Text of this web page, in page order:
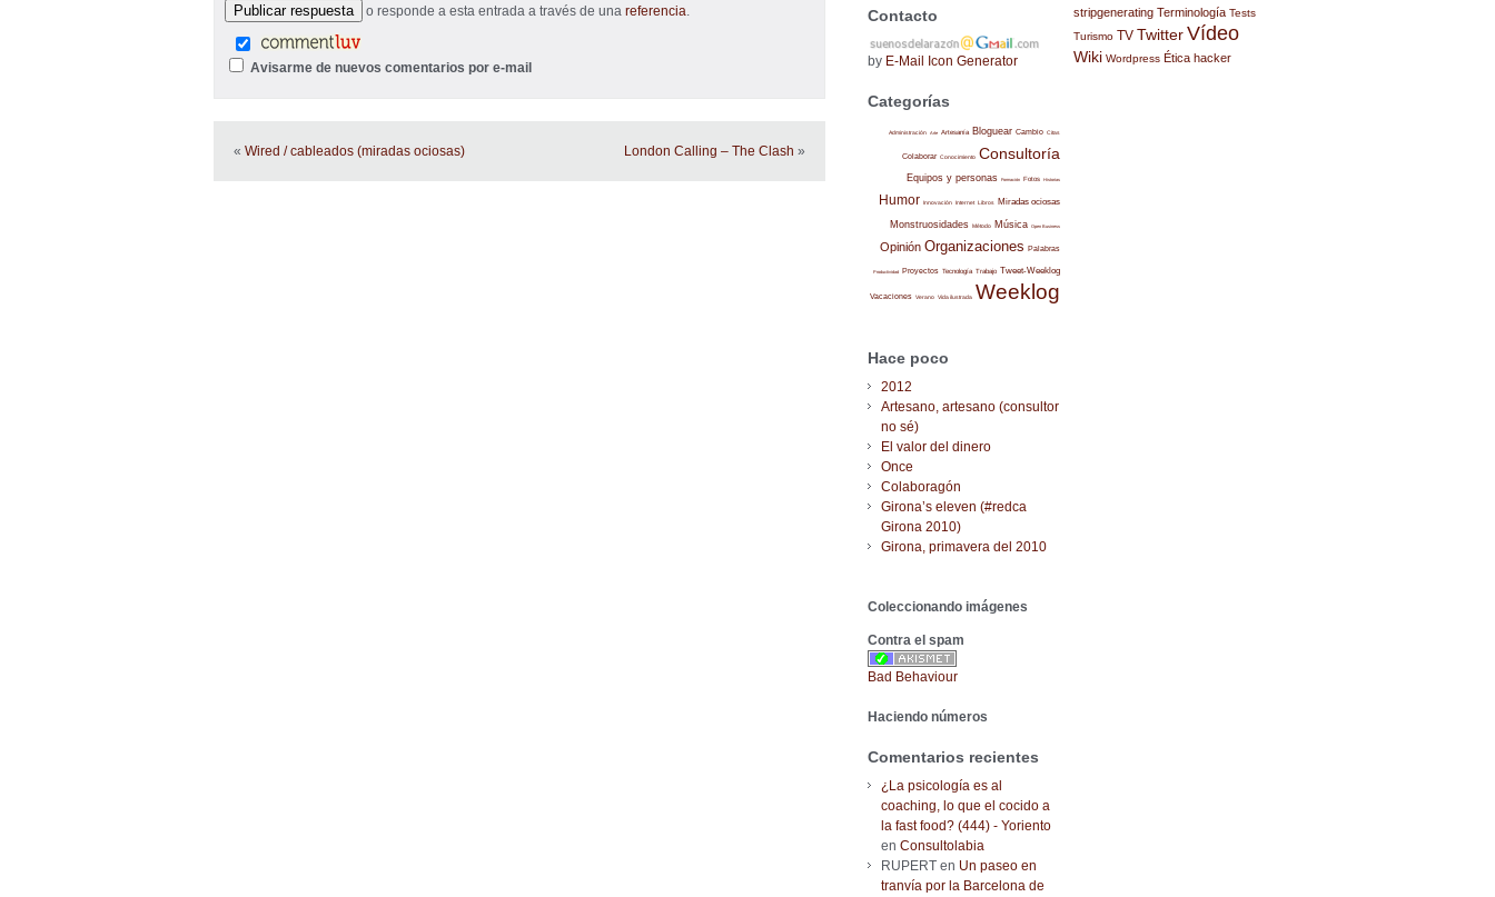
o responde a esta entrada a través de una referencia.
Avisarme de nuevos comentarios por e-mail
« Wired / cableados (miradas ociosas) London Calling – The Clash »
Contacto
by E-Mail Icon Generator
Categorías
Administración Arte Artesanía Bloguear Cambio Citas
Colaborar Conocimiento Consultoría
Equipos y personas Formación Fotos Historias
Humor Innovación Internet Libros Miradas ociosas
Monstruosidades Método Música Open Business
Opinión Organizaciones Palabras
Productividad Proyectos Tecnología Trabajo Tweet-Weeklog
Vacaciones Verano Vida ilustrada Weeklog
Hace poco
2012
Artesano, artesano (consultor
no sé)
El valor del dinero
Once
Colaboragón
Girona’s eleven (#redca
Girona 2010)
Girona, primavera del 2010
Coleccionando imágenes
Contra el spam
Bad Behaviour
Haciendo números
Comentarios recientes
¿La psicología es al
coaching, lo que el cocido a
la fast food? (444) - Yoriento
en Consultolabia
RUPERT en Un paseo en
tranvía por la Barcelona de
stripgenerating Terminología Tests
Turismo TV Twitter Vídeo
Wiki Wordpress Ética hacker